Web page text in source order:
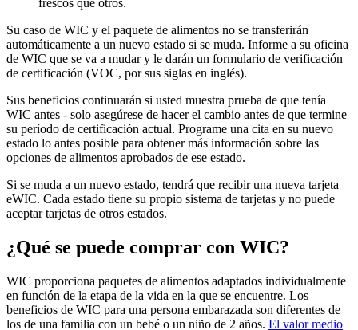
Su caso de WIC y el paquete de alimentos no se transferirán
automáticamente a un nuevo estado si se muda. Informe a su oficina
de WIC que se va a mudar y le darán un formulario de verificación
de certificación (VOC, por sus siglas en inglés).
Sus beneficios continuarán si usted muestra prueba de que tenía
WIC antes - solo asegúrese de hacer el cambio antes de que termine
su período de certificación actual. Programe una cita en su nuevo
estado lo antes posible para obtener más información sobre las
opciones de alimentos aprobados de ese estado.
Si se muda a un nuevo estado, tendrá que recibir una nueva tarjeta
eWIC. Cada estado tiene su propio sistema de tarjetas y no puede
aceptar tarjetas de otros estados.
¿Qué se puede comprar con WIC?
WIC proporciona paquetes de alimentos adaptados individualmente
en función de la etapa de la vida en la que se encuentre. Los
beneficios de WIC para una persona embarazada son diferentes de
los de una familia con un bebé o un niño de 2 años. El valor medio